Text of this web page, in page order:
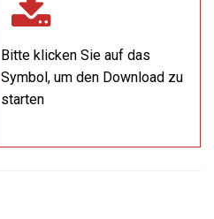
Bitte klicken Sie auf das
Symbol, um den Download zu
starten